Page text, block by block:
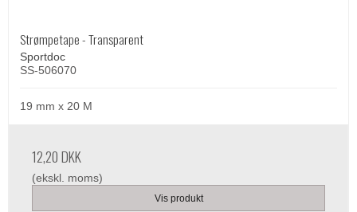
Strømpetape - Transparent
Sportdoc
SS-506070
19 mm x 20 M
12,20 DKK
(ekskl. moms)
Vis produkt